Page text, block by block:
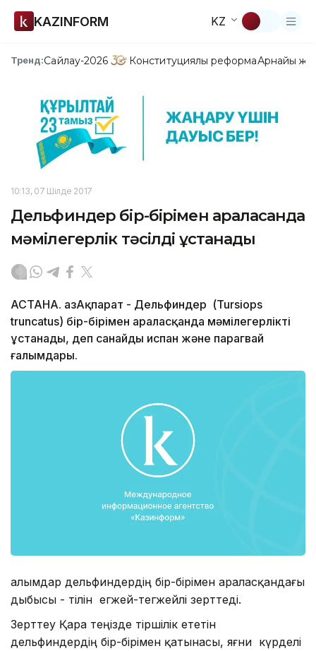
KAZINFORM KZ
Тренд:Сайлау-2026 Конституциялық реформаАрнайы
10:13, 07 Шілде 2017
Дельфиндер бір-бірімен араласқанда
мәмілегерлік тәсілді ұстанады
АСТАНА. ҚазАқпарат - Дельфиндер (Tursiops
truncatus) бір-бірімен араласқанда мәмілегерлікті
ұстанады, деп санайды испан және парагвай
ғалымдары.
Ғалымдар дельфиндердің бір-бірімен араласқандағы
дыбысы - тілін егжей-тегжейлі зерттеді.
Зерттеу Қара теңізде тіршілік ететін
дельфиндердің бір-бірімен қатынасы, яғни күрделі